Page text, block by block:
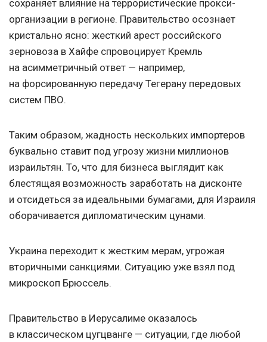
сохраняет влияние на террористические прокси-
организации в регионе. Правительство осознает
кристально ясно: жесткий арест российского
зерновоза в Хайфе спровоцирует Кремль
на асимметричный ответ — например,
на форсированную передачу Тегерану передовых
систем ПВО.
Таким образом, жадность нескольких импортеров
буквально ставит под угрозу жизни миллионов
израильтян. То, что для бизнеса выглядит как
блестящая возможность заработать на дисконте
и отсидеться за идеальными бумагами, для Израиля
оборачивается дипломатическим цунами.
Украина переходит к жестким мерам, угрожая
вторичными санкциями. Ситуацию уже взял под
микроскоп Брюссель.
Правительство в Иерусалиме оказалось
в классическом цугцванге — ситуации, где любой